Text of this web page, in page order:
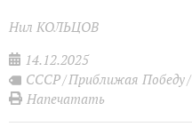
Нил КОЛЬЦОВ
14.12.2025
СССР Приближая Победу
Напечатать